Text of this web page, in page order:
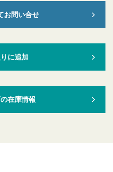
お問い合せ
に追加
在庫情報